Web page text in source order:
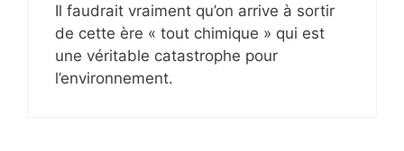
Il faudrait vraiment qu’on arrive à sortir
de cette ère « tout chimique » qui est
une véritable catastrophe pour
l’environnement.